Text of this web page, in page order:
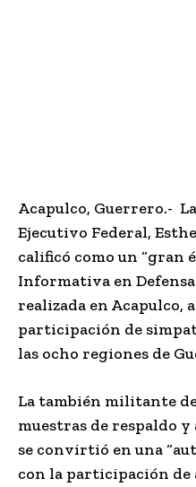
Acapulco, Guerrero.-
Ejecutivo Federal,
calificó como un “gran
Informativa en
realizada en Acapulco,
participación de
las ocho regiones de
La también militante
muestras de respaldo
se convirtió en una
con la participación de